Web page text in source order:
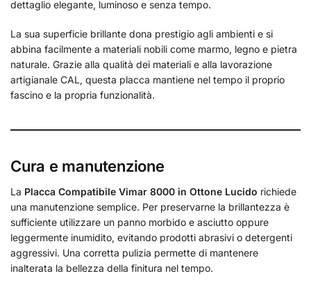
dettaglio elegante, luminoso e senza tempo.
La sua superficie brillante dona prestigio agli ambienti e si
abbina facilmente a materiali nobili come marmo, legno e pietra
naturale. Grazie alla qualità dei materiali e alla lavorazione
artigianale CAL, questa placca mantiene nel tempo il proprio
fascino e la propria funzionalità.
Cura e manutenzione
La Placca Compatibile Vimar 8000 in Ottone Lucido richiede
una manutenzione semplice. Per preservarne la brillantezza è
sufficiente utilizzare un panno morbido e asciutto oppure
leggermente inumidito, evitando prodotti abrasivi o detergenti
aggressivi. Una corretta pulizia permette di mantenere
inalterata la bellezza della finitura nel tempo.